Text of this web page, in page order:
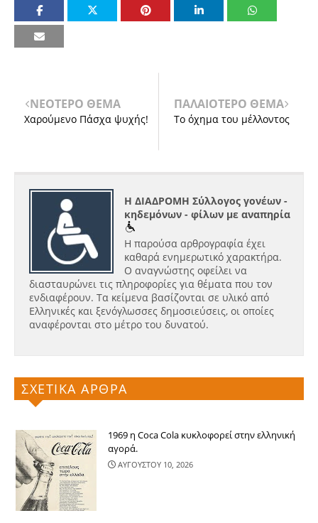
ΝΕΟΤΕΡΟ ΘΕΜΑ
Χαρούμενο Πάσχα ψυχής!
ΠΑΛΑΙΟΤΕΡΟ ΘΕΜΑ
Το όχημα του μέλλοντος
Η ΔΙΑΔΡΟΜΗ Σύλλογος γονέων -
κηδεμόνων - φίλων με αναπηρία
Η παρούσα αρθρογραφία έχει
καθαρά ενημερωτικό χαρακτήρα.
Ο αναγνώστης οφείλει να
διασταυρώνει τις πληροφορίες για θέματα που τον
ενδιαφέρουν. Τα κείμενα βασίζονται σε υλικό από
Ελληνικές και ξενόγλωσσες δημοσιεύσεις, οι οποίες
αναφέρονται στο μέτρο του δυνατού.
ΣΧΕΤΙΚΑ ΑΡΘΡΑ
1969 η Coca Cola κυκλοφορεί στην ελληνική
αγορά.
ΑΥΓΟΥΣΤΟΥ 10, 2026